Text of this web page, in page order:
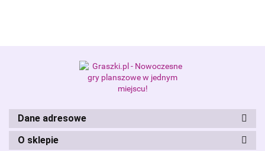
Alis Games – producent gier
planszowych i RPG
Dane adresowe
O sklepie